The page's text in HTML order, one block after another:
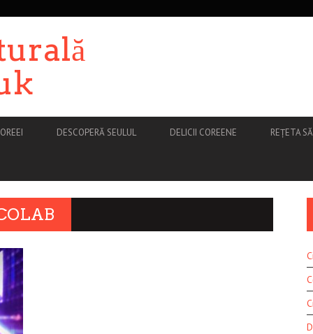
DESCOPERĂ SEULUL DELICII COREENE REȚETA